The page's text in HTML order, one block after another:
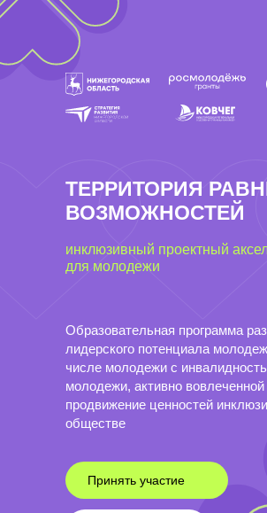
Образовательная программа
лидерского потенциала
числе молодежи с
молодежи, активно вовлеченной
продвижение ценностей
обществе
инклюзивный проектный
для молодежи
ТЕРРИТОРИЯ
ВОЗМОЖНОСТЕЙ
Принять участие